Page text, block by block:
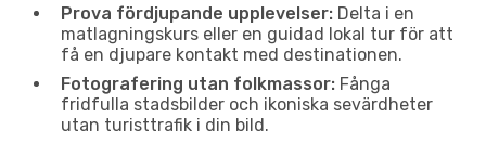
Prova fördjupande upplevelser: Delta i en
matlagningskurs eller en guidad lokal tur för att
få en djupare kontakt med destinationen.
Fotografering utan folkmassor: Fånga
fridfulla stadsbilder och ikoniska sevärdheter
utan turisttrafik i din bild.